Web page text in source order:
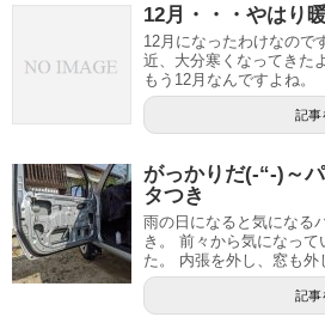
12月・・・やはり
12月になったわけなので
近、大分寒くなってきた
もう12月なんですよね。
記事
がっかりだ(-“-)～
タつき
雨の日になると気になる
き。 前々から気になっ
た。 内張を外し、窓も
記事